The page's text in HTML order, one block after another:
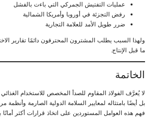
عمليات التفتيش الجمركي التي باءت بالفشل
رفض التجزئة في أوروبا وأمريكا الشمالية
ضرر طويل الأمد للعلامة التجارية
ولهذا السبب يطلب المشترون المحترفون دائمًا تقارير
ما قبل الإنتاج.
الخاتمة
لا يُعرَّف الفولاذ المقاوم للصدأ المخصص للاستخدام
بل أيضًا بامتثاله لمعايير السلامة الدولية الصارمة وأنظمة
فهم هذه العوامل المستوردين على اتخاذ قرارات أكثر